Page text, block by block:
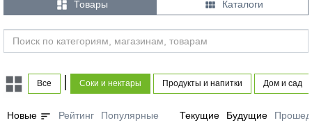
 Товары  Каталоги
Все Соки и нектары Продукты и напитки Дом и сад
Новые sort Рейтинг Популярные Текущие Будущие